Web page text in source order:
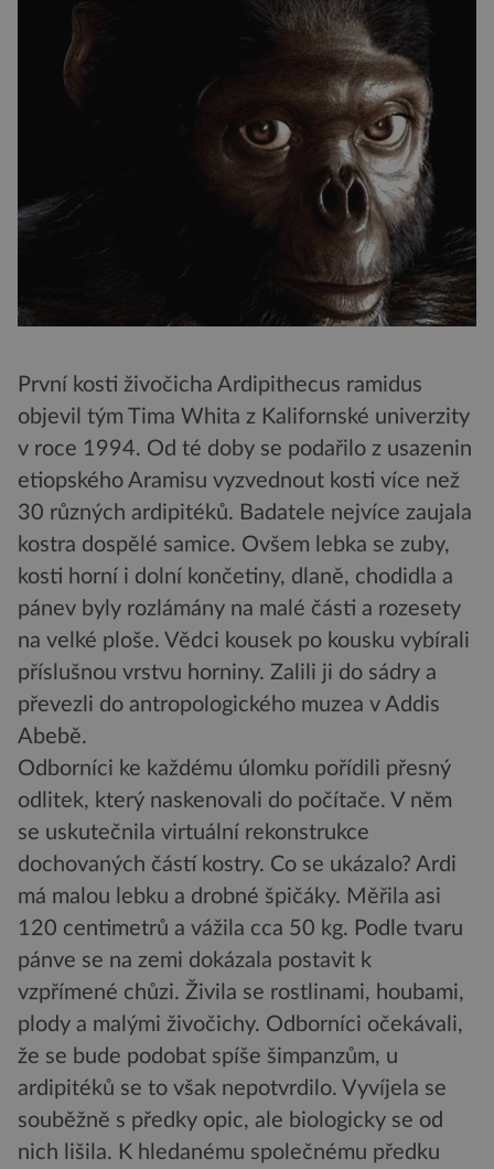
První kosti živočicha Ardipithecus ramidus
objevil tým Tima Whita z Kalifornské univerzity
v roce 1994. Od té doby se podařilo z usazenin
etiopského Aramisu vyzvednout kosti více než
30 různých ardipitéků. Badatele nejvíce zaujala
kostra dospělé samice. Ovšem lebka se zuby,
kosti horní i dolní končetiny, dlaně, chodidla a
pánev byly rozlámány na malé části a rozesety
na velké ploše. Vědci kousek po kousku vybírali
příslušnou vrstvu horniny. Zalili ji do sádry a
převezli do antropologického muzea v Addis
Abebě.
Odborníci ke každému úlomku pořídili přesný
odlitek, který naskenovali do počítače. V něm
se uskutečnila virtuální rekonstrukce
dochovaných částí kostry. Co se ukázalo? Ardi
má malou lebku a drobné špičáky. Měřila asi
120 centimetrů a vážila cca 50 kg. Podle tvaru
pánve se na zemi dokázala postavit k
vzpřímené chůzi. Živila se rostlinami, houbami,
plody a malými živočichy. Odborníci očekávali,
že se bude podobat spíše šimpanzům, u
ardipitéků se to však nepotvrdilo. Vyvíjela se
souběžně s předky opic, ale biologicky se od
nich lišila. K hledanému společnému předku